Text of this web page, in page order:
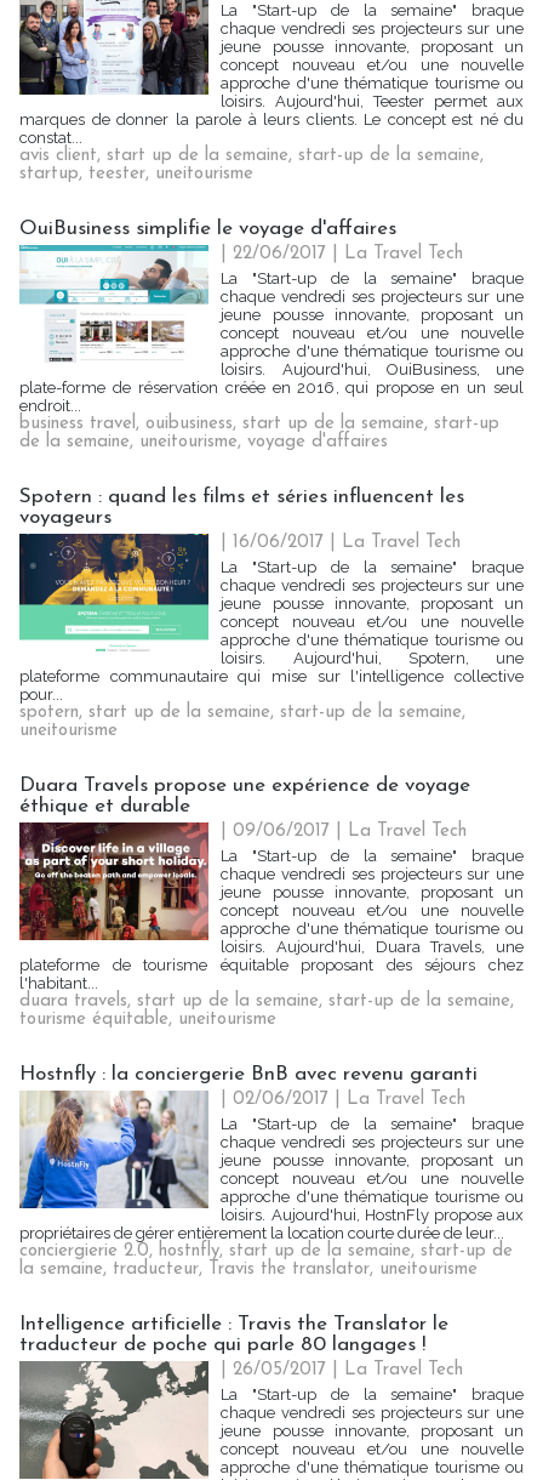
La "Start-up de la semaine" braque
chaque vendredi ses projecteurs sur une
jeune pousse innovante, proposant un
concept nouveau et/ou une nouvelle
approche d'une thématique tourisme ou
loisirs. Aujourd'hui, Teester permet aux
marques de donner la parole à leurs clients. Le concept est né du
constat...
avis client, start up de la semaine, start-up de la semaine,
startup, teester, uneitourisme
OuiBusiness simplifie le voyage d'affaires
| 22/06/2017
La Travel Tech
La "Start-up de la semaine" braque
chaque vendredi ses projecteurs sur une
jeune pousse innovante, proposant un
concept nouveau et/ou une nouvelle
approche d'une thématique tourisme ou
loisirs. Aujourd'hui, OuiBusiness, une
plate-forme de réservation créée en 2016, qui propose en un seul
endroit...
business travel, ouibusiness, start up de la semaine, start-up
de la semaine, uneitourisme, voyage d'affaires
Spotern : quand les films et séries influencent les
voyageurs
| 16/06/2017
La Travel Tech
La "Start-up de la semaine" braque
chaque vendredi ses projecteurs sur une
jeune pousse innovante, proposant un
concept nouveau et/ou une nouvelle
approche d'une thématique tourisme ou
loisirs. Aujourd'hui, Spotern, une
plateforme communautaire qui mise sur l'intelligence collective
pour...
spotern, start up de la semaine, start-up de la semaine,
uneitourisme
Duara Travels propose une expérience de voyage
éthique et durable
| 09/06/2017
La Travel Tech
La "Start-up de la semaine" braque
chaque vendredi ses projecteurs sur une
jeune pousse innovante, proposant un
concept nouveau et/ou une nouvelle
approche d'une thématique tourisme ou
loisirs. Aujourd'hui, Duara Travels, une
plateforme de tourisme équitable proposant des séjours chez
l'habitant...
duara travels, start up de la semaine, start-up de la semaine,
tourisme équitable, uneitourisme
Hostnfly : la conciergerie BnB avec revenu garanti
| 02/06/2017
La Travel Tech
La "Start-up de la semaine" braque
chaque vendredi ses projecteurs sur une
jeune pousse innovante, proposant un
concept nouveau et/ou une nouvelle
approche d'une thématique tourisme ou
loisirs. Aujourd'hui, HostnFly propose aux
propriétaires de gérer entièrement la location courte durée de leur...
conciergierie 2.0, hostnfly, start up de la semaine, start-up de
la semaine, traducteur, Travis the translator, uneitourisme
Intelligence artificielle : Travis the Translator le
traducteur de poche qui parle 80 langages !
| 26/05/2017
La Travel Tech
La "Start-up de la semaine" braque
chaque vendredi ses projecteurs sur une
jeune pousse innovante, proposant un
concept nouveau et/ou une nouvelle
approche d'une thématique tourisme ou